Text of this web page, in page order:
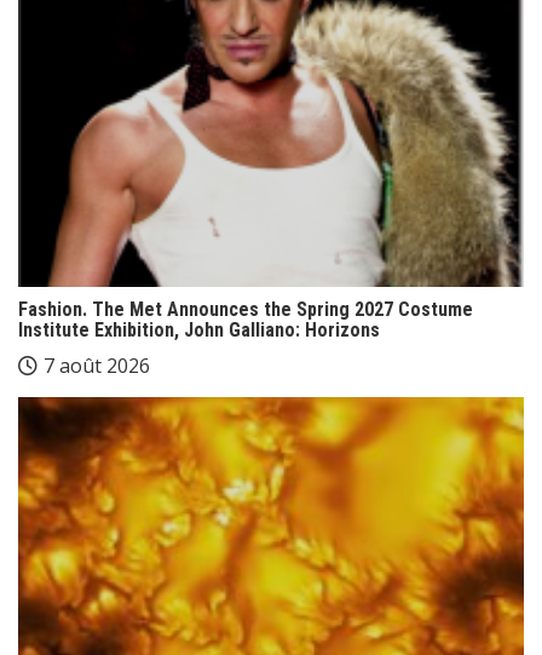
Fashion. The Met Announces the Spring 2027 Costume
Institute Exhibition, John Galliano: Horizons
7 août 2026